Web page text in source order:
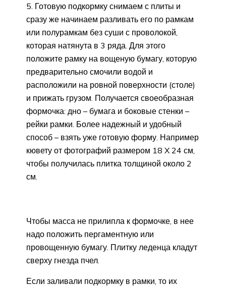
Готовую подкормку снимаем с плиты и
сразу же начинаем разливать его по рамкам
или полурамкам без суши с проволокой,
которая натянута в 3 ряда. Для этого
положите рамку на вощеную бумагу, которую
предварительно смочили водой и
расположили на ровной поверхности (столе)
и прижать грузом. Получается своеобразная
формочка: дно – бумага и боковые стенки –
рейки рамки. Более надежный и удобный
способ – взять уже готовую форму. Например
кювету от фотографий размером 18 X 24 см,
чтобы получилась плитка толщиной около 2
см.
Чтобы масса не прилипла к формочке, в нее
надо положить пергаментную или
провощенную бумагу. Плитку леденца кладут
сверху гнезда пчел.
Если заливали подкормку в рамки, то их